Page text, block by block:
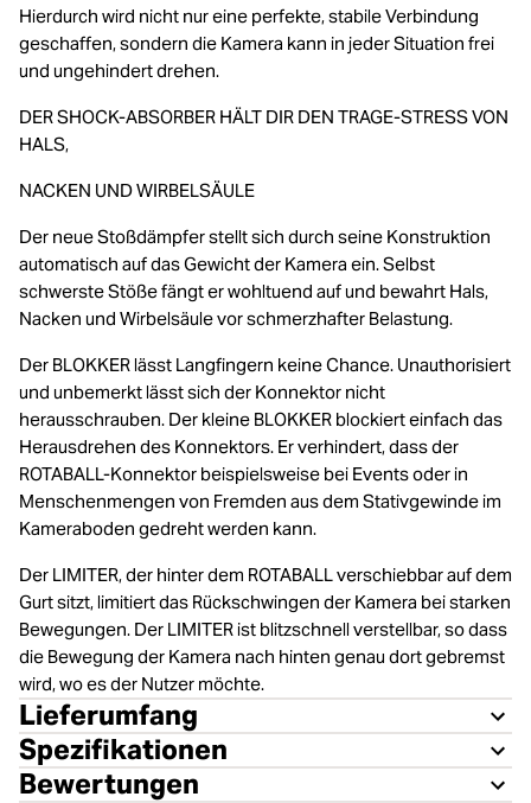
Hierdurch wird nicht nur eine perfekte, stabile Verbindung
geschaffen, sondern die Kamera kann in jeder Situation frei
und ungehindert drehen.
DER SHOCK-ABSORBER HÄLT DIR DEN TRAGE-STRESS VON
HALS,
NACKEN UND WIRBELSÄULE
Der neue Stoßdämpfer stellt sich durch seine Konstruktion
automatisch auf das Gewicht der Kamera ein. Selbst
schwerste Stöße fängt er wohltuend auf und bewahrt Hals,
Nacken und Wirbelsäule vor schmerzhafter Belastung.
Der BLOKKER lässt Langfingern keine Chance. Unauthorisiert
und unbemerkt lässt sich der Konnektor nicht
herausschrauben. Der kleine BLOKKER blockiert einfach das
Herausdrehen des Konnektors. Er verhindert, dass der
ROTABALL-Konnektor beispielsweise bei Events oder in
Menschenmengen von Fremden aus dem Stativgewinde im
Kameraboden gedreht werden kann.
Der LIMITER, der hinter dem ROTABALL verschiebbar auf dem
Gurt sitzt, limitiert das Rückschwingen der Kamera bei starken
Bewegungen. Der LIMITER ist blitzschnell verstellbar, so dass
die Bewegung der Kamera nach hinten genau dort gebremst
wird, wo es der Nutzer möchte.
Lieferumfang
Spezifikationen
Bewertungen